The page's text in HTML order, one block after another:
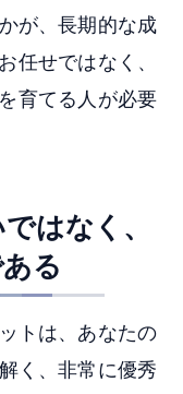
が、長期的な成
任せではなく、
育てる人が必要
はなく、
る
トは、あなたの
く、非常に優秀